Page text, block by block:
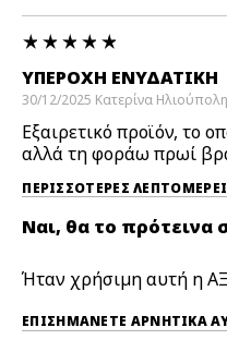
ΥΠΈΡΟΧΗ ΕΝΥΔΑΤΙΚΉ
30/12/2025 Κατερίνα Ηλιούπολη
Εξαιρετικό προϊόν, το
αλλά τη φοράω πρωί
ΠΕΡΙΣΣΌΤΕΡΕΣ
Ναι, θα το πρότεινα
Ήταν χρήσιμη αυτή η